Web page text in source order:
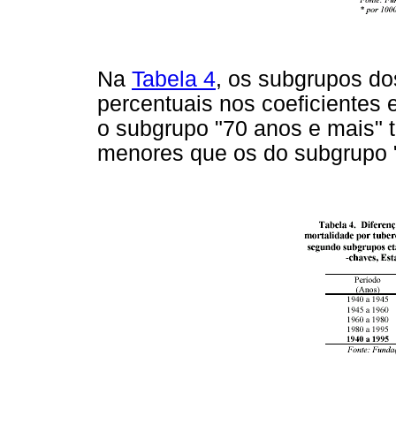
Na Tabela 4, os subgrupos
percentuais nos coeficientes
o subgrupo "70 anos e mais"
menores que os do subgrupo